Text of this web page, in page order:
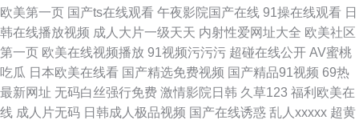
欧美第一页 国产ts在线观看 午夜影院国产在线 91操在线观看 日
韩在线播放视频 成人大片一级天天 内射性爱网址大全 欧美社区
第一页 欧美在线视频播放 91视频污污污 超碰在线公开 AV蜜桃
吃瓜 日本欧美在线看 国产精选免费视频 国产精品91视频 69热
最新网址 无码白丝强行免费 激情影院日韩 久草123 福利欧美在
线 成人片无码 日韩成人极品视频 国产在线诱惑 乱人xxxxx 超黄